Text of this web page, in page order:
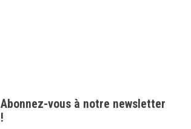
Abonnez-vous à notre newsletter
!